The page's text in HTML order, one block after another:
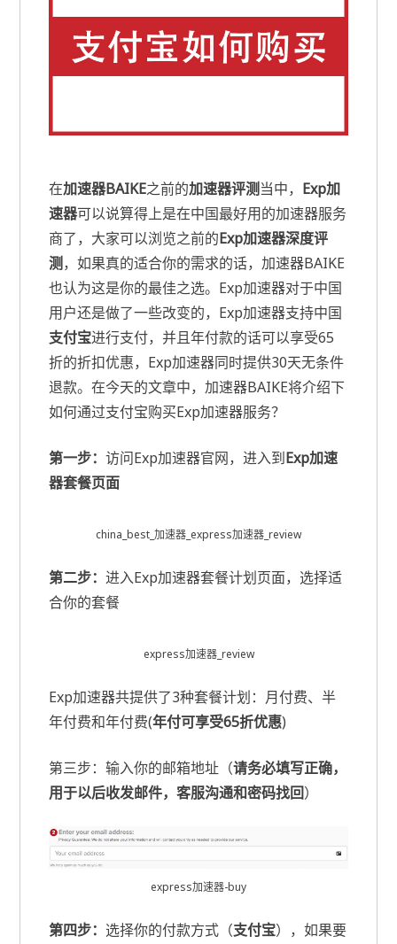
在加速器BAIKE之前的加速器评测当中， Exp加
速器可以说算得上是在中国最好用的加速器服务
商了，大家可以浏览之前的Exp加速器深度评
测，如果真的适合你的需求的话，加速器BAIKE
也认为这是你的最佳之选。Exp加速器对于中国
用户还是做了一些改变的，Exp加速器支持中国
支付宝进行支付，并且年付款的话可以享受65
折的折扣优惠，Exp加速器同时提供30天无条件
退款。在今天的文章中，加速器BAIKE将介绍下
如何通过支付宝购买Exp加速器服务？
第一步：访问Exp加速器官网，进入到Exp加速
器套餐页面
china_best_加速器_express加速器_review
第二步：进入Exp加速器套餐计划页面，选择适
合你的套餐
express加速器_review
Exp加速器共提供了3种套餐计划：月付费、半
年付费和年付费(年付可享受65折优惠)
第三步：输入你的邮箱地址（请务必填写正确，
用于以后收发邮件，客服沟通和密码找回）
express加速器-buy
第四步： 选择你的付款方式（支付宝），如果要